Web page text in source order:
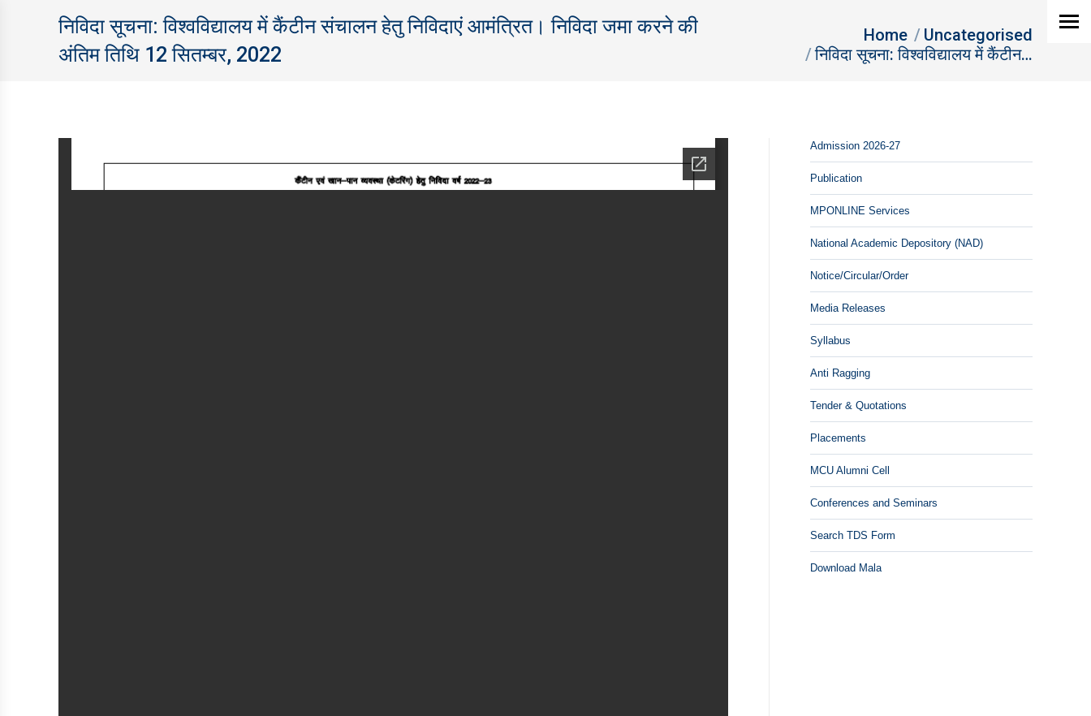
निविदा सूचना: विश्‍वविद्यालय में कैंटीन संचालन हेतु निविदाएं आमंत्रित। निविदा जमा करने की
अंतिम तिथि 12 सितम्‍बर, 2022
Home
Uncategorised
निविदा सूचना: विश्‍वविद्यालय में कैंटीन…
Admission 2026-27
Publication
MPONLINE Services
National Academic Depository (NAD)
Notice/Circular/Order
Media Releases
Syllabus
Anti Ragging
Tender & Quotations
Placements
MCU Alumni Cell
Conferences and Seminars
Search TDS Form
Download Mala